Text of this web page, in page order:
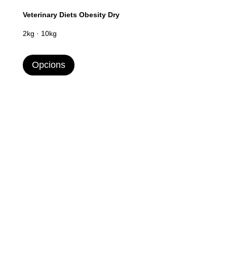
Veterinary Diets Obesity Dry
2kg · 10kg
Opcions